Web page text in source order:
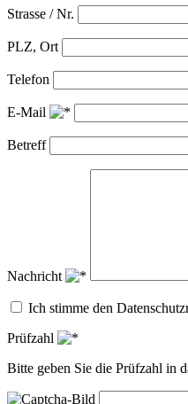
Strasse / Nr.
PLZ, Ort
Telefon
E-Mail
Betreff
Nachricht
Ich stimme den
Prüfzahl
Bitte geben Sie die Prüfzahl in